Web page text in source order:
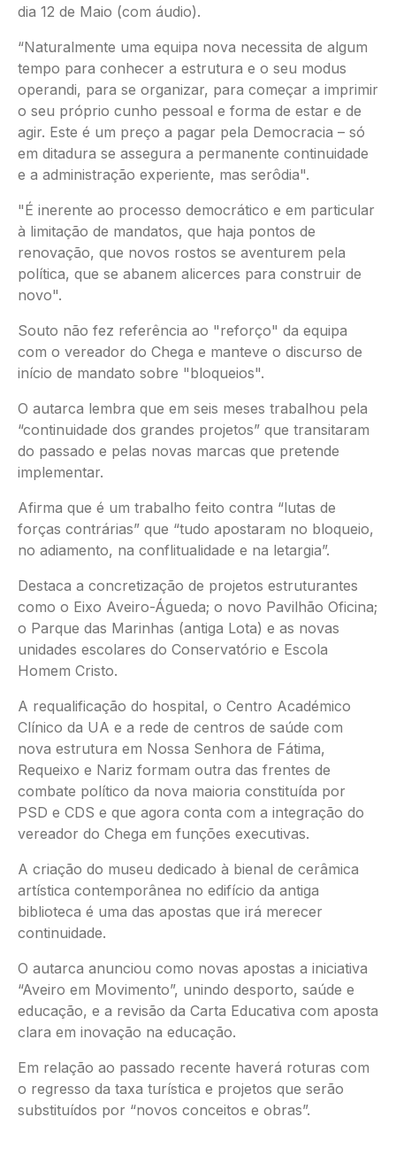
dia 12 de Maio (com áudio).
“Naturalmente uma equipa nova necessita de algum
tempo para conhecer a estrutura e o seu modus
operandi, para se organizar, para começar a imprimir
o seu próprio cunho pessoal e forma de estar e de
agir. Este é um preço a pagar pela Democracia – só
em ditadura se assegura a permanente continuidade
e a administração experiente, mas serôdia".
"É inerente ao processo democrático e em particular
à limitação de mandatos, que haja pontos de
renovação, que novos rostos se aventurem pela
política, que se abanem alicerces para construir de
novo".
Souto não fez referência ao "reforço" da equipa
com o vereador do Chega e manteve o discurso de
início de mandato sobre "bloqueios".
O autarca lembra que em seis meses trabalhou pela
“continuidade dos grandes projetos” que transitaram
do passado e pelas novas marcas que pretende
implementar.
Afirma que é um trabalho feito contra “lutas de
forças contrárias” que “tudo apostaram no bloqueio,
no adiamento, na conflitualidade e na letargia”.
Destaca a concretização de projetos estruturantes
como o Eixo Aveiro-Águeda; o novo Pavilhão Oficina;
o Parque das Marinhas (antiga Lota) e as novas
unidades escolares do Conservatório e Escola
Homem Cristo.
A requalificação do hospital, o Centro Académico
Clínico da UA e a rede de centros de saúde com
nova estrutura em Nossa Senhora de Fátima,
Requeixo e Nariz formam outra das frentes de
combate político da nova maioria constituída por
PSD e CDS e que agora conta com a integração do
vereador do Chega em funções executivas.
A criação do museu dedicado à bienal de cerâmica
artística contemporânea no edifício da antiga
biblioteca é uma das apostas que irá merecer
continuidade.
O autarca anunciou como novas apostas a iniciativa
“Aveiro em Movimento”, unindo desporto, saúde e
educação, e a revisão da Carta Educativa com aposta
clara em inovação na educação.
Em relação ao passado recente haverá roturas com
o regresso da taxa turística e projetos que serão
substituídos por “novos conceitos e obras”.